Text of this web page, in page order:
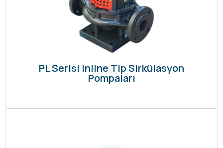
PL Serisi Inline Tip Sirkülasyon
Pompaları